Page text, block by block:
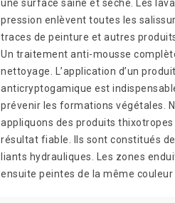
une surface saine et sèche. Les
pression enlèvent toutes les
traces de peinture et autres
Un traitement anti-mousse
nettoyage. L’application d’un produit
anticryptogamique est
prévenir les formations végétales.
appliquons des produits thixotropes
résultat fiable. Ils sont constitués
liants hydrauliques. Les zones
ensuite peintes de la même couleur